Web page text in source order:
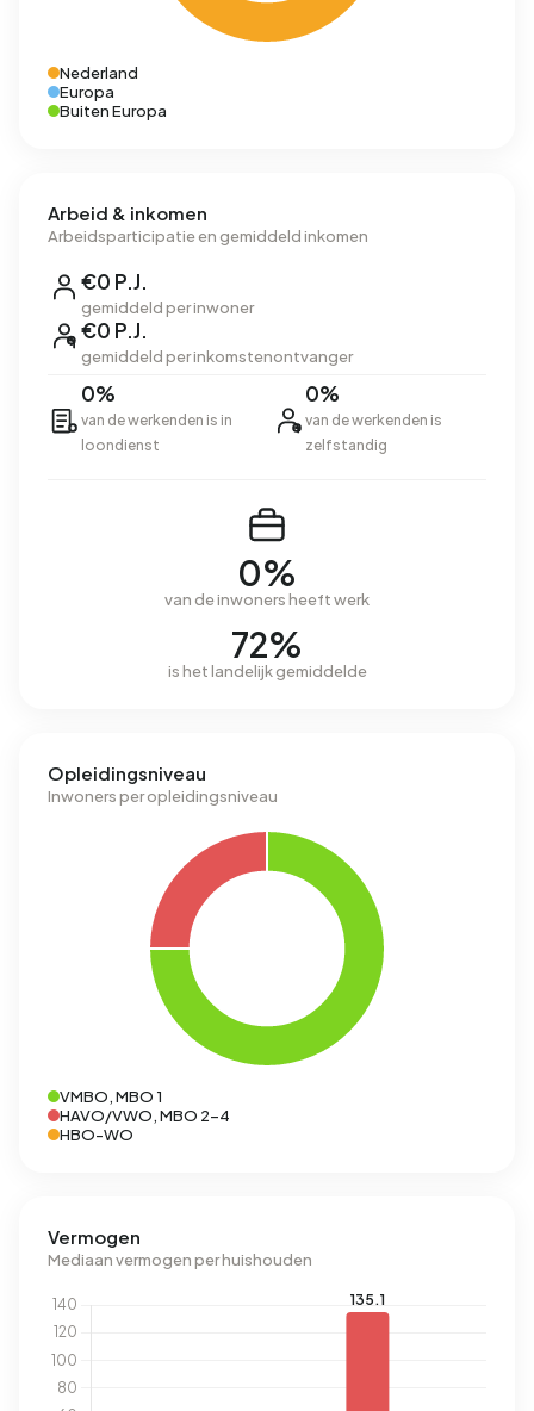
Nederland
Europa
Buiten Europa
Arbeid & inkomen
Arbeidsparticipatie en gemiddeld inkomen
€0 P.J.
gemiddeld per inwoner
€0 P.J.
gemiddeld per inkomstenontvanger
0%
van de werkenden is in
loondienst
0%
van de werkenden is
zelfstandig
0%
van de inwoners heeft werk
72%
is het landelijk gemiddelde
Opleidingsniveau
Inwoners per opleidingsniveau
VMBO, MBO 1
HAVO/VWO, MBO 2-4
HBO-WO
Vermogen
Mediaan vermogen per huishouden